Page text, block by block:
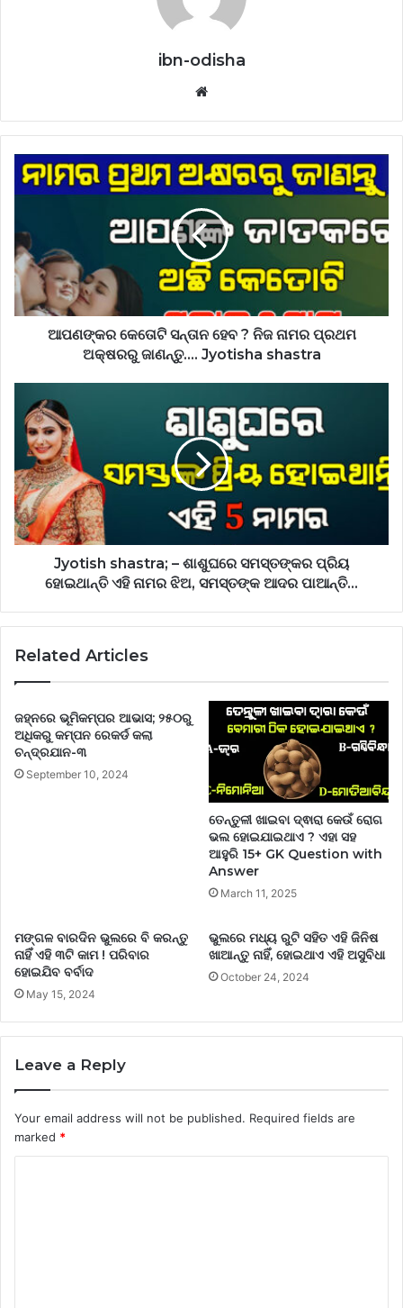
ibn-odisha
Website
ଆପଣଙ୍କର କେତୋଟି ସନ୍ତାନ ହେବ ? ନିଜ ନାମର ପ୍ରଥମ
ଅକ୍ଷରରୁ ଜାଣନ୍ତୁ…. Jyotisha shastra
Jyotish shastra; – ଶାଶୁଘରେ ସମସ୍ତଙ୍କର ପ୍ରିୟ
ହୋଇଥାନ୍ତି ଏହି ନାମର ଝିଅ, ସମସ୍ତଙ୍କ ଆଦର ପାଆନ୍ତି…
Related Articles
ଜହ୍ନରେ ଭୂମିକମ୍ପର ଆଭାସ; ୨୫୦ରୁ
ଅଧିକରୁ କମ୍ପନ ରେକର୍ଡ କଲା
ଚନ୍ଦ୍ରଯାନ-୩
September 10, 2024
ତେନ୍ତୁଳୀ ଖାଇବା ଦ୍ଵାରା କେଉଁ ରୋଗ
ଭଲ ହୋଇଯାଇଥାଏ ? ଏହା ସହ
ଆହୁରି 15+ GK Question with
Answer
March 11, 2025
ମଙ୍ଗଳ ବାରଦିନ ଭୁଲରେ ବି କରନ୍ତୁ
ନାହିଁ ଏହି ୩ଟି କାମ ! ପରିବାର
ହୋଇଯିବ ବର୍ବାଦ
May 15, 2024
ଭୁଲରେ ମଧ୍ୟ ରୁଟି ସହିତ ଏହି ଜିନିଷ
ଖାଆନ୍ତୁ ନାହିଁ, ହୋଇଥାଏ ଏହି ଅସୁବିଧା
October 24, 2024
Leave a Reply
Your email address will not be published. Required fields are
marked *